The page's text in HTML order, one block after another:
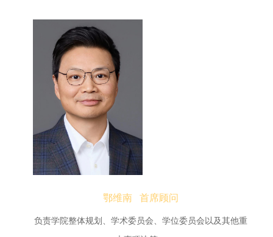
鄂维南 首席顾问
负责学院整体规划、学术委员会、学位委员会以及其他重